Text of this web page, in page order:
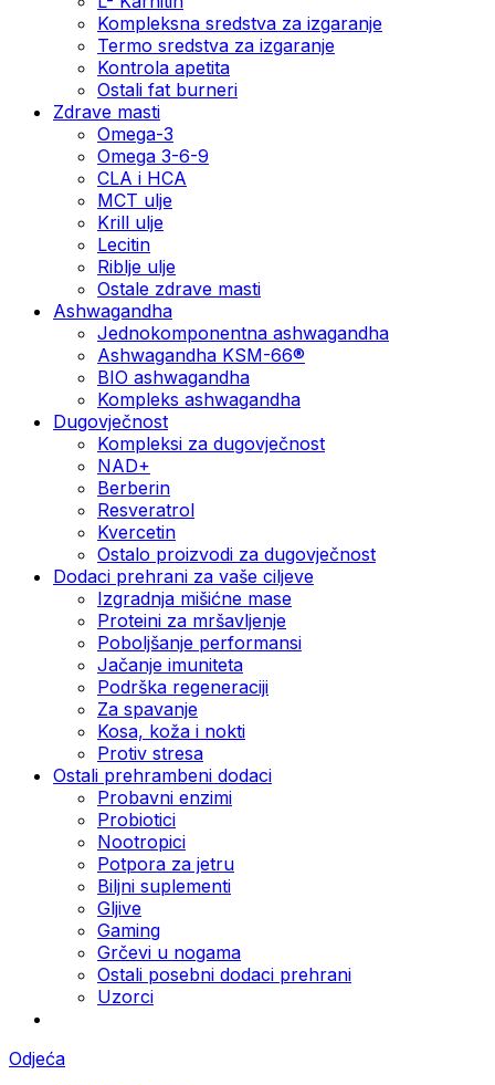
Kompleksna sredstva za izgaranje
Termo sredstva za izgaranje
Kontrola apetita
Ostali fat burneri
Zdrave masti
Omega-3
Omega 3-6-9
CLA i HCA
MCT ulje
Krill ulje
Lecitin
Riblje ulje
Ostale zdrave masti
Ashwagandha
Jednokomponentna ashwagandha
Ashwagandha KSM-66®
BIO ashwagandha
Kompleks ashwagandha
Dugovječnost
Kompleksi za dugovječnost
NAD+
Berberin
Resveratrol
Kvercetin
Ostalo proizvodi za dugovječnost
Dodaci prehrani za vaše ciljeve
Izgradnja mišićne mase
Proteini za mršavljenje
Poboljšanje performansi
Jačanje imuniteta
Podrška regeneraciji
Za spavanje
Kosa, koža i nokti
Protiv stresa
Ostali prehrambeni dodaci
Probavni enzimi
Probiotici
Nootropici
Potpora za jetru
Biljni suplementi
Gljive
Gaming
Grčevi u nogama
Ostali posebni dodaci prehrani
Uzorci
Odjeća